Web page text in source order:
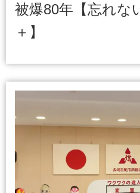
被爆80年【忘れな
＋】